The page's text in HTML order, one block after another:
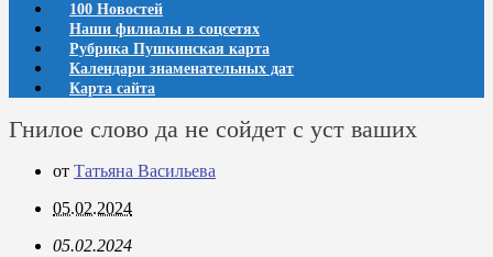
100 Новостей
Наши филиалы в соцсетях
Рубрика Пушкинская карта
Календари знаменательных дат
Карта сайта
Гнилое слово да не сойдет с уст ваших
от Татьяна Васильева
05.02.2024
05.02.2024